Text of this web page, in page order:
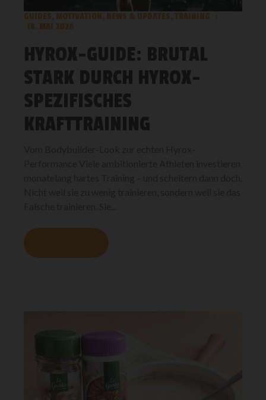
GUIDES, MOTIVATION, NEWS & UPDATES, TRAINING
18. MAI 2026
HYROX-GUIDE: BRUTAL
STARK DURCH HYROX-
SPEZIFISCHES
KRAFTTRAINING